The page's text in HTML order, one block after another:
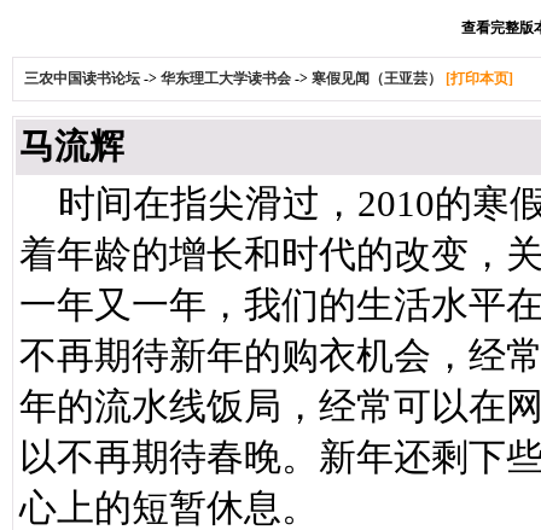
查看完整版
三农中国读书论坛 -> 华东理工大学读书会 -> 寒假见闻（王亚芸） [打印本页]
马流辉
时间在指尖滑过，2010的寒
着年龄的增长和时代的改变，
一年又一年，我们的生活水平
不再期待新年的购衣机会，经
年的流水线饭局，经常可以在
以不再期待春晚。新年还剩下
心上的短暂休息。